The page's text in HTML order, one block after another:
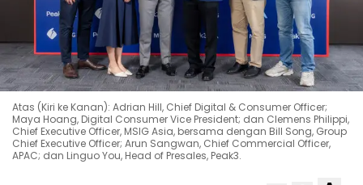
Atas (Kiri ke Kanan): Adrian Hill, Chief Digital & Consumer Officer;
Maya Hoang, Digital Consumer Vice President; dan Clemens Philippi,
Chief Executive Officer, MSIG Asia, bersama dengan Bill Song, Group
Chief Executive Officer; Arun Sangwan, Chief Commercial Officer,
APAC; dan Linguo You, Head of Presales, Peak3.